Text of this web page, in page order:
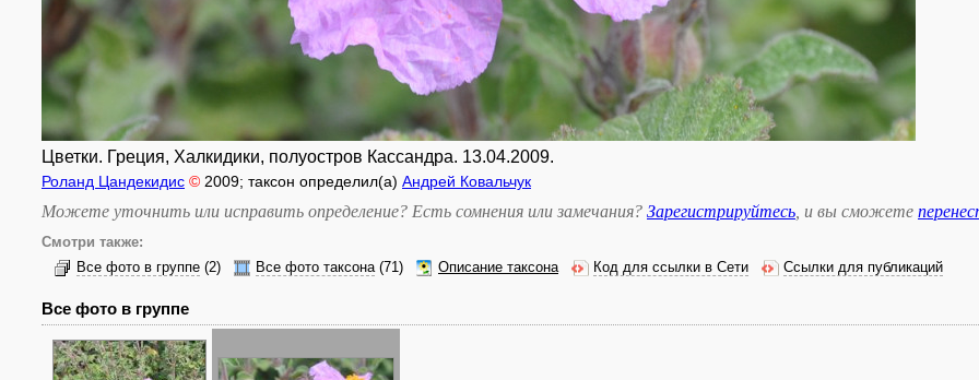
Цветки. Греция, Халкидики, полуостров Кассандра. 13.04.2009.
Роланд Цандекидис © 2009; таксон определил(а) Андрей Ковальчук
Можете уточнить или исправить определение? Есть сомнения или замечания? Зарегистрируйтесь , и вы сможете
Смотри также:
Все фото в группе (2) Все фото таксона(71) Описание таксона Код для ссылки в Сети Ссылки для публикаций
Все фото в группе